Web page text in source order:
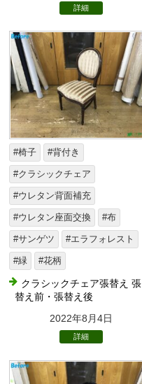
詳細
#椅子 #背付き
#クラシックチェア
#ウレタン背面補充
#ウレタン座面交換 #布
#サンゲツ #エラフォレスト
#緑 #花柄
クラシックチェア張替え 張
替え前・張替え後
2022年8月4日
詳細